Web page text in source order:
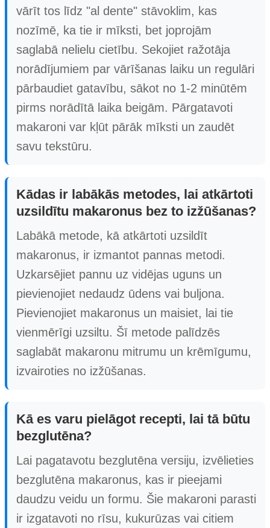
vārīt tos līdz "al dente" stāvoklim, kas
nozīmē, ka tie ir mīksti, bet joprojām
saglabā nelielu cietību. Sekojiet ražotāja
norādījumiem par vārīšanas laiku un regulāri
pārbaudiet gatavību, sākot no 1-2 minūtēm
pirms norādītā laika beigām. Pārgatavoti
makaroni var kļūt pārāk mīksti un zaudēt
savu tekstūru.
Kādas ir labākās metodes, lai atkārtoti
uzsildītu makaronus bez to izžūšanas?
Labākā metode, kā atkārtoti uzsildīt
makaronus, ir izmantot pannas metodi.
Uzkarsējiet pannu uz vidējas uguns un
pievienojiet nedaudz ūdens vai buljona.
Pievienojiet makaronus un maisiet, lai tie
vienmērīgi uzsiltu. Šī metode palīdzēs
saglabāt makaronu mitrumu un krēmīgumu,
izvairoties no izžūšanas.
Kā es varu pielāgot recepti, lai tā būtu
bezglutēna?
Lai pagatavotu bezglutēna versiju, izvēlieties
bezglutēna makaronus, kas ir pieejami
daudzu veidu un formu. Šie makaroni parasti
ir izgatavoti no rīsu, kukurūzas vai citiem